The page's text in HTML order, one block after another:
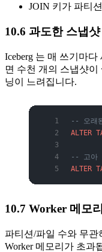
JOIN 키가 파티
10.6 과도한 스냅샷
Iceberg 는 매 쓰기마
면 수천 개의 스냅샷이
닝이 느려집니다.
-- 오래
ALTER
-- 고아
ALTER
10.7 Worker 메모
파티션/파일 수와 무관
Worker 메모리가 초과